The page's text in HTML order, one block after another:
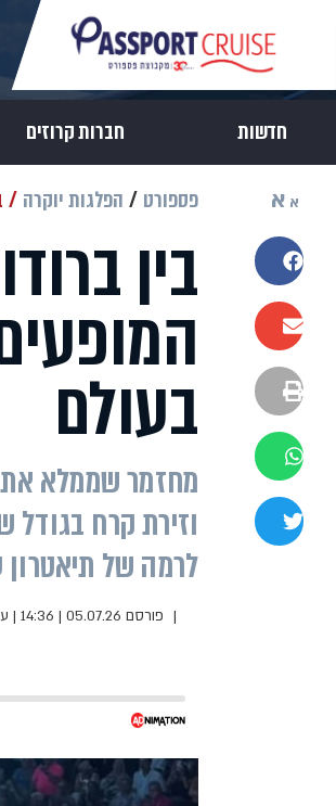
חדשות חברות קרוזים
א א
שתפו בפייסבוק
שתפו במייל
הדפסה
שתפו בוואטסאפ
שתפו בטוויטר
פספורט הפלגות יוקרה
בין
בעולם
מחזמר שממלא את
וזירת קרח בגודל
לרמה של תיאטרון
פורסם 05.07.26 | 14:36 |